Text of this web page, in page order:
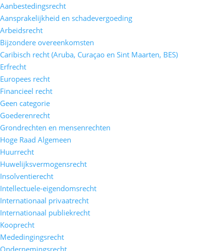
Aanbestedingsrecht
Aansprakelijkheid en schadevergoeding
Arbeidsrecht
Bijzondere overeenkomsten
Caribisch recht (Aruba, Curaçao en Sint Maarten, BES)
Erfrecht
Europees recht
Financieel recht
Geen categorie
Goederenrecht
Grondrechten en mensenrechten
Hoge Raad Algemeen
Huurrecht
Huwelijksvermogensrecht
Insolventierecht
Intellectuele-eigendomsrecht
Internationaal privaatrecht
Internationaal publiekrecht
Kooprecht
Mededingingsrecht
Ondernemingsrecht